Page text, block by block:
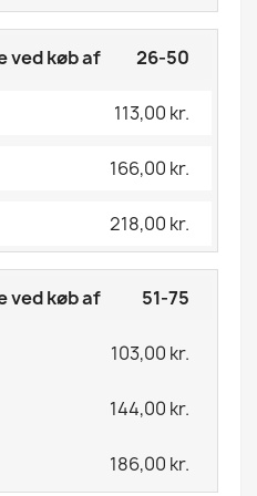
26-50
113,00 kr.
166,00 kr.
218,00 kr.
51-75
103,00 kr.
144,00 kr.
186,00 kr.